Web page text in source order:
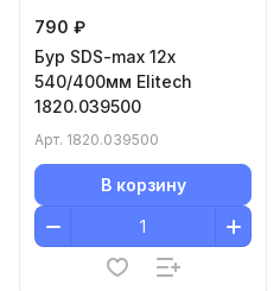
790 ₽
Бур SDS-max 12х
540/400мм Elitech
1820.039500
Арт. 1820.039500
В корзину